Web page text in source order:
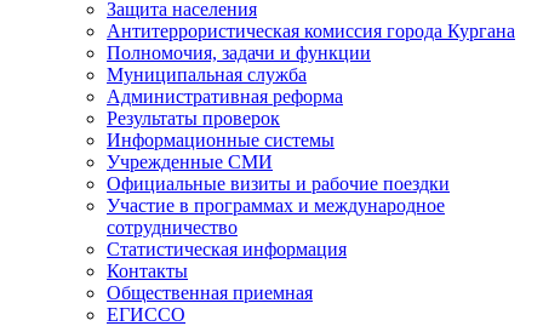
Защита населения
Антитеррористическая комиссия города Кургана
Полномочия, задачи и функции
Муниципальная служба
Административная реформа
Результаты проверок
Информационные системы
Учрежденные СМИ
Официальные визиты и рабочие поездки
Участие в программах и международное
сотрудничество
Статистическая информация
Контакты
Общественная приемная
ЕГИССО